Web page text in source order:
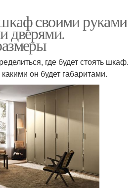
своими руками
дверями.
где будет стоять шкаф.
он будет габаритами.